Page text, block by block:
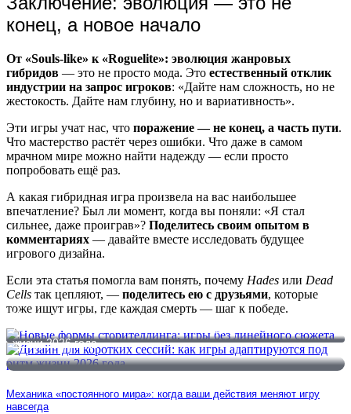
конец, а новое начало
От «Souls-like» к «Roguelite»: эволюция жанровых
гибридов — это не просто мода. Это естественный отклик
индустрии на запрос игроков: «Дайте нам сложность, но не
жестокость. Дайте нам глубину, но и вариативность».
Эти игры учат нас, что поражение — не конец, а часть пути.
Что мастерство растёт через ошибки. Что даже в самом
мрачном мире можно найти надежду — если просто
попробовать ещё раз.
А какая гибридная игра произвела на вас наибольшее
впечатление? Был ли момент, когда вы поняли: «Я стал
сильнее, даже проиграв»? Поделитесь своим опытом в
комментариях — давайте вместе исследовать будущее
игрового дизайна.
Если эта статья помогла вам понять, почему Hades или Dead
Cells так цепляют, — поделитесь ею с друзьями, которые
тоже ищут игры, где каждая смерть — шаг к победе.
Новые формы сторителлинга: игры без линейного сюжета
Дизайн для коротких сессий: как игры адаптируются под ритм
жизни 2026 года
Механика «постоянного мира»: когда ваши действия меняют игру
навсегда